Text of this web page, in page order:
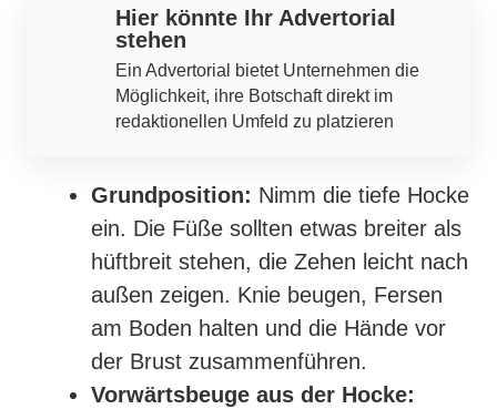
Hier könnte Ihr Advertorial
stehen
Ein Advertorial bietet Unternehmen die
Möglichkeit, ihre Botschaft direkt im
redaktionellen Umfeld zu platzieren
Grundposition: Nimm die tiefe Hocke
ein. Die Füße sollten etwas breiter als
hüftbreit stehen, die Zehen leicht nach
außen zeigen. Knie beugen, Fersen
am Boden halten und die Hände vor
der Brust zusammenführen.
Vorwärtsbeuge aus der Hocke: